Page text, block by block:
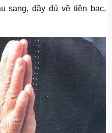
sang, đầy đủ về tiền bạc,